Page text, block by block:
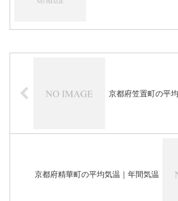
京都府笠置町の平
京都府精華町の平均気温｜年間気温